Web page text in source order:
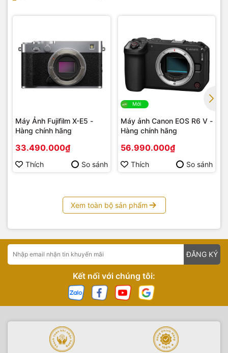
thống ổn định hình ảnh SteadyShot INSIDE 5 trục giúp giảm
rung hiệu quả tới 5 điểm, bù cho 5 loại rung máy khác nhau
mà bạn gặp phải khi chụp ảnh và quay video. Điều này cho
phép người dùng tự tin sử dụng bất kỳ ống kính nào, thậm
chí cả ống kính không có chống rung mà không gặp phải
hiện tượng mờ do rung máy.
Quay video UHD 4K ở định dạng XAVC S
Máy Ảnh Fujifilm X-E5 -
Hàng chính hãng
33.490.000₫
Thích So sánh
Mới
Máy ảnh Canon EOS R6 V -
Hàng chính hãng
56.990.000₫
Thích So sánh
Xem toàn bộ sản phẩm
ĐĂNG KÝ
Kết nối với chúng tôi: